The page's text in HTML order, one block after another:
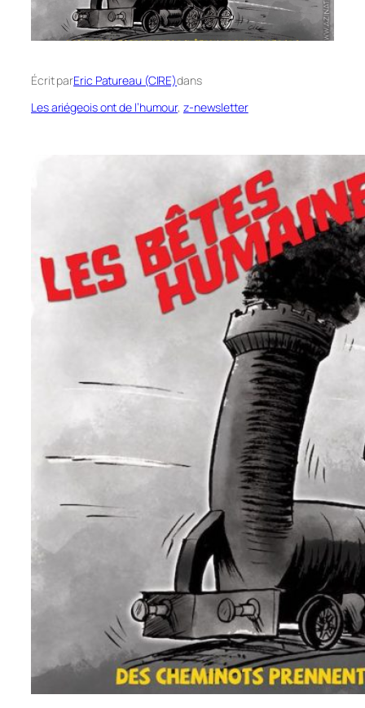
Écrit parEric Patureau (CIRE)dans
Les ariégeois ont de l’humour, z-newsletter